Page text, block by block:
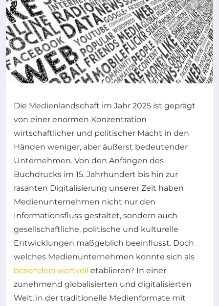
Die Medienlandschaft im Jahr 2025 ist geprägt
von einer enormen Konzentration
wirtschaftlicher und politischer Macht in den
Händen weniger, aber äußerst bedeutender
Unternehmen. Von den Anfängen des
Buchdrucks im 15. Jahrhundert bis hin zur
rasanten Digitalisierung unserer Zeit haben
Medienunternehmen nicht nur den
Informationsfluss gestaltet, sondern auch
gesellschaftliche, politische und kulturelle
Entwicklungen maßgeblich beeinflusst. Doch
welches Medienunternehmen konnte sich als
besonders wertvoll etablieren? In einer
zunehmend globalisierten und digitalisierten
Welt, in der traditionelle Medienformate mit